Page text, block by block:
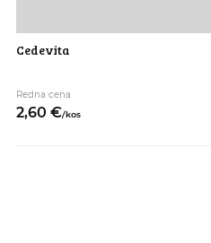
Cedevita
Redna cena
2,60 €/kos